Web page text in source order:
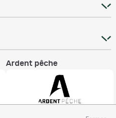
Ardent pêche